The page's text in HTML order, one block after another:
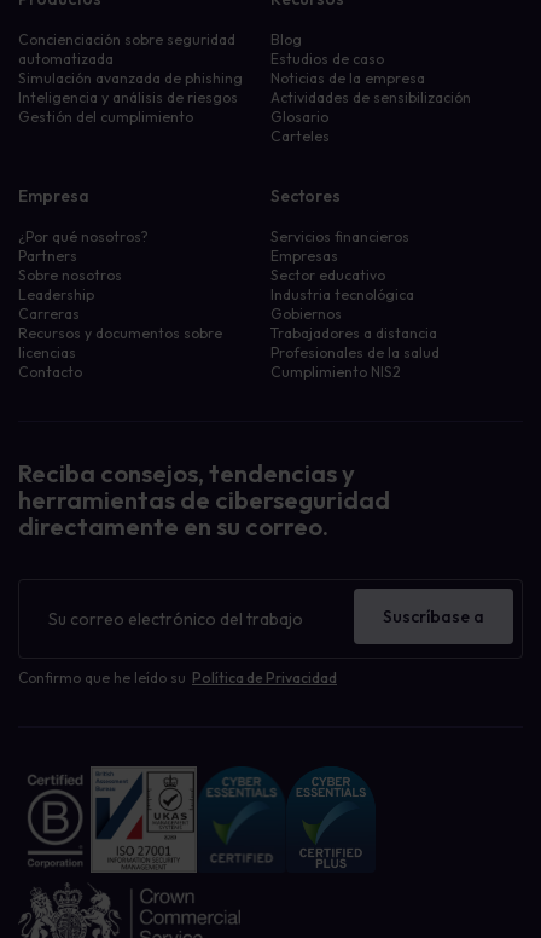
Concienciación sobre seguridad
automatizada
Simulación avanzada de phishing
Inteligencia y análisis de riesgos
Gestión del cumplimiento
Blog
Estudios de caso
Noticias de la empresa
Actividades de sensibilización
Glosario
Carteles
Empresa
¿Por qué nosotros?
Partners
Sobre nosotros
Leadership
Carreras
Recursos y documentos sobre
licencias
Contacto
Sectores
Servicios financieros
Empresas
Sector educativo
Industria tecnológica
Gobiernos
Trabajadores a distancia
Profesionales de la salud
Cumplimiento NIS2
Reciba consejos, tendencias y
herramientas de ciberseguridad
directamente en su correo.
Confirmo que he leído su Política de Privacidad
Suscríbase a